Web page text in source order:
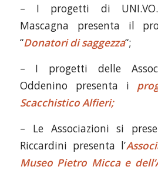
– I progetti di
Mascagna presenta il
“Donatori di saggezza“;
– I progetti delle
Oddenino presenta i
Scacchistico Alfieri;
– Le Associazioni si
Riccardini presenta l’
Museo Pietro Micca e